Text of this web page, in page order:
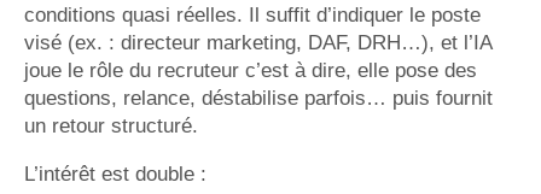
conditions quasi réelles. Il suffit d’indiquer le poste
visé (ex. : directeur marketing, DAF, DRH…), et l’IA
joue le rôle du recruteur c’est à dire, elle pose des
questions, relance, déstabilise parfois… puis fournit
un retour structuré.
L’intérêt est double :